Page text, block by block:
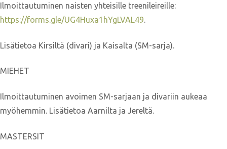
Ilmoittautuminen naisten yhteisille treenileireille:
https://forms.gle/UG4Huxa1hYgLVAL49.
Lisätietoa Kirsiltä (divari) ja Kaisalta (SM-sarja).
MIEHET
Ilmoittautuminen avoimen SM-sarjaan ja divariin aukeaa
myöhemmin. Lisätietoa Aarnilta ja Jereltä.
MASTERSIT